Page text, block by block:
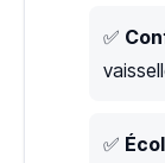
✅
✅